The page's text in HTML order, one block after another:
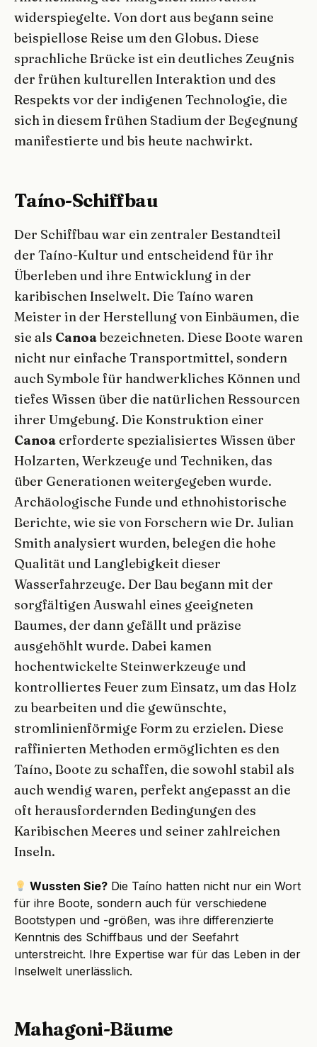
widerspiegelte. Von dort aus begann seine
beispiellose Reise um den Globus. Diese
sprachliche Brücke ist ein deutliches Zeugnis
der frühen kulturellen Interaktion und des
Respekts vor der indigenen Technologie, die
sich in diesem frühen Stadium der Begegnung
manifestierte und bis heute nachwirkt.
Taíno-Schiffbau
Der Schiffbau war ein zentraler Bestandteil
der Taíno-Kultur und entscheidend für ihr
Überleben und ihre Entwicklung in der
karibischen Inselwelt. Die Taíno waren
Meister in der Herstellung von Einbäumen, die
sie als Canoabezeichneten. Diese Boote waren
nicht nur einfache Transportmittel, sondern
auch Symbole für handwerkliches Können und
tiefes Wissen über die natürlichen Ressourcen
ihrer Umgebung. Die Konstruktion einer
Canoa erforderte spezialisiertes Wissen über
Holzarten, Werkzeuge und Techniken, das
über Generationen weitergegeben wurde.
Archäologische Funde und ethnohistorische
Berichte, wie sie von Forschern wie Dr. Julian
Smith analysiert wurden, belegen die hohe
Qualität und Langlebigkeit dieser
Wasserfahrzeuge. Der Bau begann mit der
sorgfältigen Auswahl eines geeigneten
Baumes, der dann gefällt und präzise
ausgehöhlt wurde. Dabei kamen
hochentwickelte Steinwerkzeuge und
kontrolliertes Feuer zum Einsatz, um das Holz
zu bearbeiten und die gewünschte,
stromlinienförmige Form zu erzielen. Diese
raffinierten Methoden ermöglichten es den
Taíno, Boote zu schaffen, die sowohl stabil als
auch wendig waren, perfekt angepasst an die
oft herausfordernden Bedingungen des
Karibischen Meeres und seiner zahlreichen
Inseln.
Wussten Sie? Die Taíno hatten nicht nur ein Wort
für ihre Boote, sondern auch für verschiedene
Bootstypen und -größen, was ihre differenzierte
Kenntnis des Schiffbaus und der Seefahrt
unterstreicht. Ihre Expertise war für das Leben in der
Inselwelt unerlässlich.
Mahagoni-Bäume